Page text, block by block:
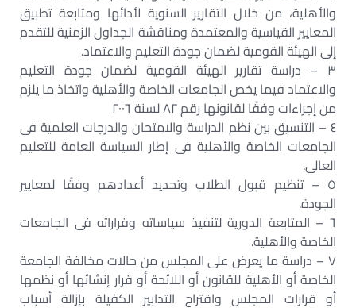
والأهلية، من خلال التقارير السنوية لأدائها ومتابعة تطبيق
المعايير القياسية والمعتمدة ومناقشة الجداول الزمنية للتقدم
إلى الهيئة القومية لضمان جودة التعليم والاعتماد.
٣ – دراسة تقارير الهيئة القومية لضمان جودة التعليم
والاعتماد فيما يخص الجامعات الخاصة والأهلية واتخاذ ما يلزم
من إجراءات وفقًا لقانونها رقم ٨٢ لسنة ٢٠٠٦
٤ – التنسيق بين نظم الدراسة والامتحان والدرجات العلمية فى
الجامعات الخاصة والأهلية فى إطار السياسة العامة للتعليم
العالى.
٥ – تنظيم قبول الطلاب وتحديد أعدادهم وفقًا لمعايير
الجودة.
٦ – المتابعة الدورية لتنفيذ سياساته وقراراته فى الجامعات
الخاصة والأهلية.
٧ – دراسة ما يعرض على المجلس من حالات مخالفة الجامعة
الخاصة أو الأهلية للقانون أو اللائحة أو قرار إنشائها أو نظمها
أو قرارات المجلس واقتراح التدابير الكفيلة بإزالة أسباب